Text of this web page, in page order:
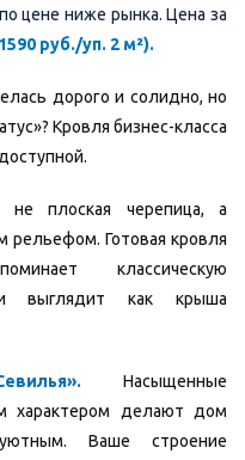
цене ниже рынка. Цена за
руб./уп. 2 м²).
дорого и солидно, но
Кровля бизнес-класса
плоская черепица, а
рельефом. Готовая кровля
классическую
и выглядит как крыша
Насыщенные
характером делают дом
Ваше строение